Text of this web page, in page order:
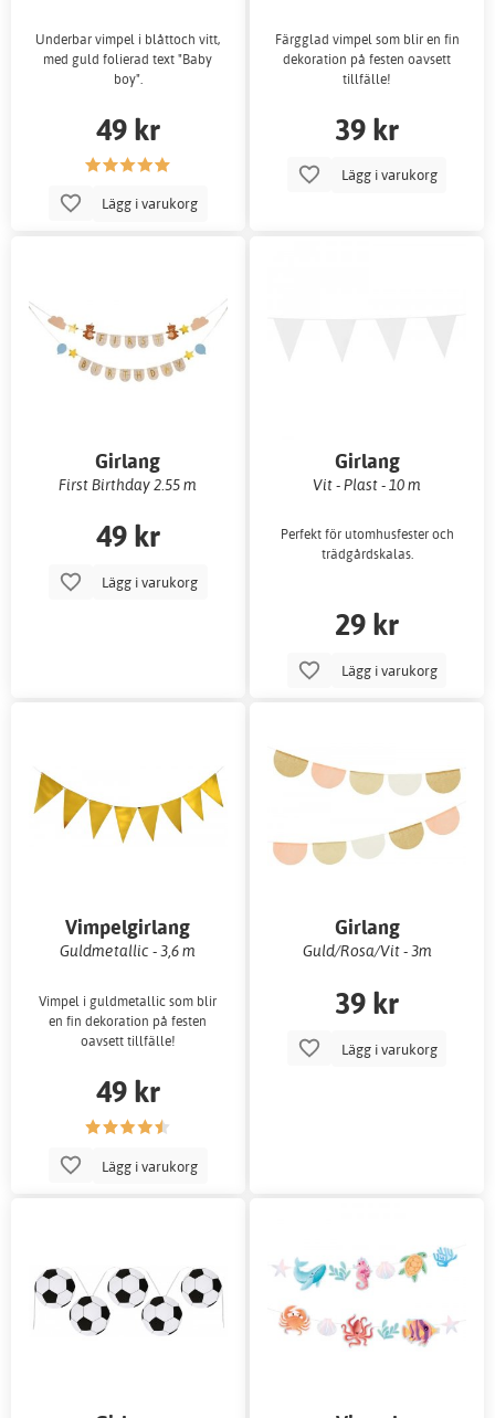
Underbar vimpel i blåttoch vitt,
med guld folierad text "Baby
boy".
49 kr
Lägg i varukorg
Färgglad vimpel som blir en fin
dekoration på festen oavsett
tillfälle!
39 kr
Lägg i varukorg
Girlang
First Birthday 2.55 m
49 kr
Lägg i varukorg
Girlang
Vit - Plast - 10 m
Perfekt för utomhusfester och
trädgårdskalas.
29 kr
Lägg i varukorg
Vimpelgirlang
Guldmetallic - 3,6 m
Vimpel i guldmetallic som blir
en fin dekoration på festen
oavsett tillfälle!
49 kr
Lägg i varukorg
Girlang
Guld/Rosa/Vit - 3m
39 kr
Lägg i varukorg